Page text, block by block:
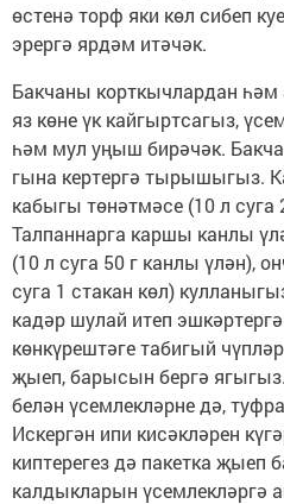
өстенә торф яки көл сибеп
эрергә ярдәм итәчәк.
Бакчаны корткычлардан
яз көне үк кайгыртсагыз,
һәм мул уңыш бирәчәк.
гына кертергә тырышыгыз.
кабыгы төнәтмәсе (10 л суга
Талпаннарга каршы канлы
(10 л суга 50 г канлы үлән),
суга 1 стакан көл)
кадәр шулай итеп
көнкүрештәге табигый
җыеп, барысын бергә
белән үсемлекләрне дә,
Искергән ипи кисәкләрен
киптерегез дә пакетка
калдыкларын үсемлекләргә